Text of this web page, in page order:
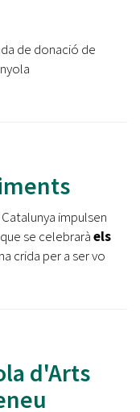
de donació de
impulsen
se celebraràels
crida per a ser vo
d'Arts